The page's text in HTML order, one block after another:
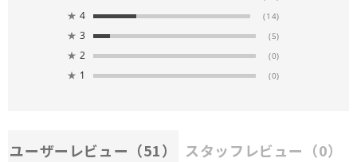
★ 4 (14)
★ 3 (5)
★ 2 (0)
★ 1 (0)
ユーザーレビュー （51） スタッフレビュー （0）